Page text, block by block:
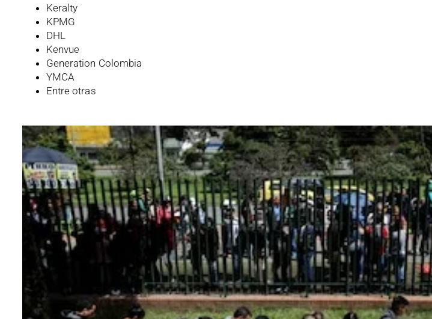
Keralty
KPMG
DHL
Kenvue
Generation Colombia
YMCA
Entre otras